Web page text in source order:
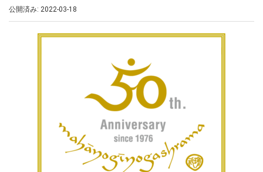
公開済み: 2022-03-18